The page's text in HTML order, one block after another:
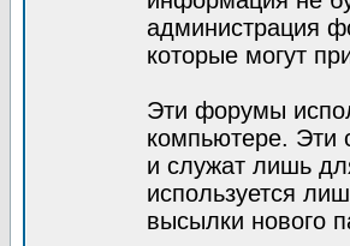
администрация
которые могут
Эти форумы
компьютере. Эти
и служат лишь
используется
высылки нового